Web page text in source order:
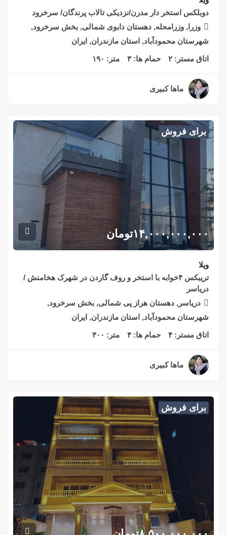
دوبلکس استخر دار مدرن/نزدیکی تالاب پرندگان/ سرخرود
وزرا, وزرامحله, دهستان دابوی شمالی, بخش سرخرود,
شهرستان محمودآباد, استان مازندران, ایران
اتاق مستر: ۲ حمام ها:۳ متر: ۱۹۰
ماها کبیری
برای فروش
۱۴,۰۰۰,۰۰۰,۰۰۰تومان
ویلا
تریبکس ۴خوابه با استخر و روف گاردن در شهرک هخامنش /
دریاسر
دریاسر, دهستان هراز پی شمالی, بخش سرخرود,
شهرستان محمودآباد, استان مازندران, ایران
اتاق مستر: ۴ حمام ها: ۴ متر: ۴۰۰
ماها کبیری
برای فروش